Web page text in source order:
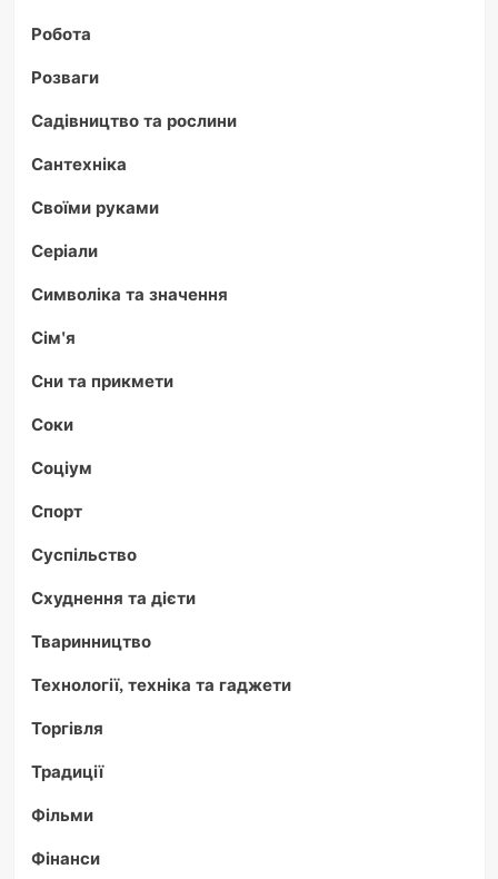
Робота
Розваги
Садівництво та рослини
Сантехніка
Своїми руками
Серіали
Символіка та значення
Сім'я
Сни та прикмети
Соки
Соціум
Спорт
Суспільство
Схуднення та дієти
Тваринництво
Технології, техніка та гаджети
Торгівля
Традиції
Фільми
Фінанси